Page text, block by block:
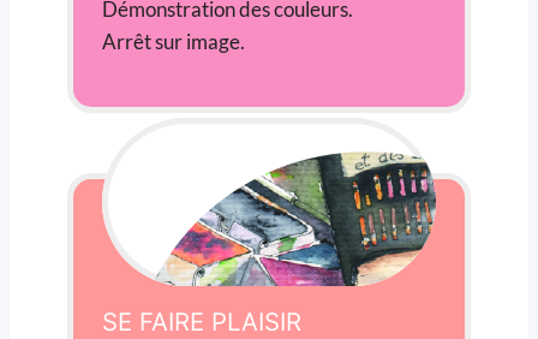
Démonstration des couleurs.
Arrêt sur image.
SE FAIRE PLAISIR